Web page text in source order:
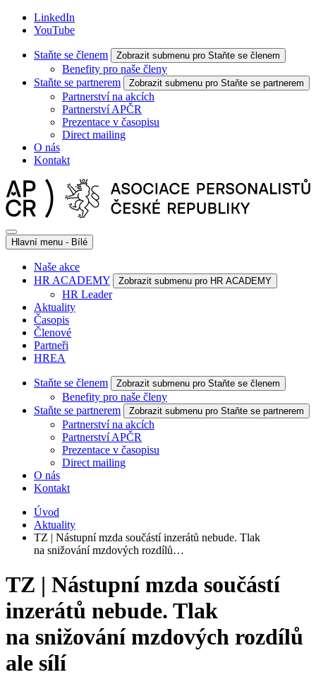
LinkedIn
YouTube
Staňte se členem Zobrazit submenu pro Staňte se členem
Benefity pro naše členy
Staňte se partnerem
Zobrazit submenu pro Staňte se partnerem
Partnerství na akcích
Partnerství APČR
Prezentace v časopisu
Direct mailing
O nás
Kontakt
Hlavní menu - Bílé
Naše akce
HR ACADEMY
Zobrazit submenu pro HR ACADEMY
HR Leader
Aktuality
Časopis
Členové
Partneři
HREA
Staňte se členem Zobrazit submenu pro Staňte se členem
Benefity pro naše členy
Staňte se partnerem
Zobrazit submenu pro Staňte se partnerem
Partnerství na akcích
Partnerství APČR
Prezentace v časopisu
Direct mailing
O nás
Kontakt
Úvod
Aktuality
TZ | Nástupní mzda součástí inzerátů nebude. Tlak
na snižování mzdových rozdílů…
TZ | Nástupní mzda součástí
inzerátů nebude. Tlak
na snižování mzdových rozdílů
ale sílí